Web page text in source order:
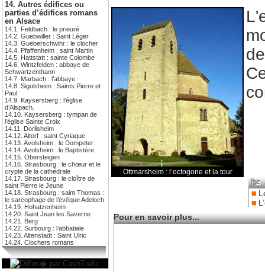
14. Autres édifices ou
parties d’édifices romans
en Alsace
14.1. Feldbach : le prieuré
14.2. Guebwiller : Saint Léger
14.3. Gueberschwihr : le clocher
14.4. Pfaffenheim : saint Martin
14.5. Hattstatt : sainte Colombe
14.6. Wintzfelden : abbaye de
Schwartzenthann
14.7. Marbach : l’abbaye
14.8. Sigolsheim : Saints Pierre et
Paul
14.9. Kaysersberg : l’église
d’Alspach.
14.10. Kaysersberg : tympan de
l’église Sainte Croix
14.11. Dorlisheim
14.12. Altorf : saint Cyriaque
14.13. Avolsheim : le Dompeter
14.14. Avolsheim : le Baptistère
14.15. Obersteigen
14.16. Strasbourg : le chœur et le
crypte de la cathédrale
14.17. Strasbourg : le cloître de
saint Pierre le Jeune
14.18. Strasbourg : saint Thomas :
le sarcophage de l’évêque Adeloch
14.19. Hohatzenheim
14.20. Saint Jean les Saverne
14.21. Berg
14.22. Surbourg : l’abbatiale
14.23. Altenstadt : Saint Ulric
14.24. Clochers romans
Ottmarsheim : l’octogone et la tour
Pour en savoir plus...